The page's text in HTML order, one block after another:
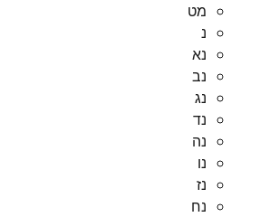
מט
נ
נא
נב
נג
נד
נה
נו
נז
נח